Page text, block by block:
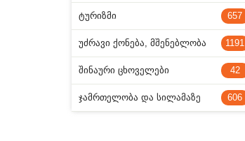
ᲢᲣᲠᲘᲖᲛᲘ 657
ᲣᲫᲠᲐᲕᲘ ᲥᲝᲜᲔᲑᲐ, ᲛᲨᲔᲜᲔᲑᲚᲝᲑᲐ 1191
ᲨᲘᲜᲐᲣᲠᲘ ᲪᲮᲝᲕᲔᲚᲔᲑᲘ 42
ᲯᲐᲛᲠᲗᲔᲚᲝᲑᲐ ᲓᲐ ᲡᲘᲚᲐᲛᲐᲖᲔ 606